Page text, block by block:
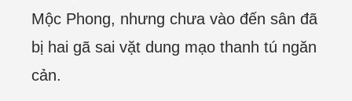
Mộc Phong, nhưng chưa vào đến sân đã
bị hai gã sai vặt dung mạo thanh tú ngăn
cản.